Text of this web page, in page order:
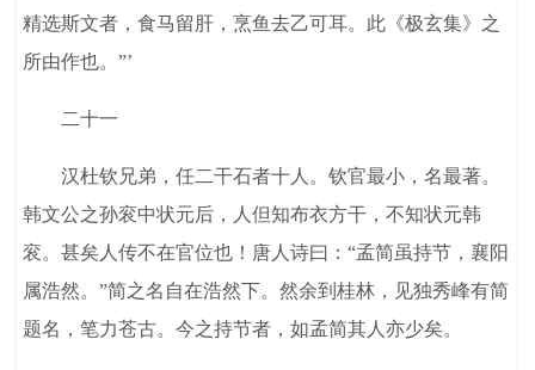
精选斯文者，食马留肝，烹鱼去乙可耳。此《极玄集》之
所由作也。”’
二十一
汉杜钦兄弟，任二干石者十人。钦官最小，名最著。
韩文公之孙衮中状元后，人但知布衣方干，不知状元韩
衮。甚矣人传不在官位也！唐人诗曰：“孟简虽持节，襄阳
属浩然。”简之名自在浩然下。然余到桂林，见独秀峰有简
题名，笔力苍古。今之持节者，如孟简其人亦少矣。